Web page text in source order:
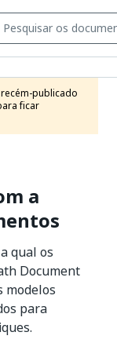
publicado
ficar
a
qual os
Document
modelos
para